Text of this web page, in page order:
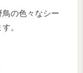
の色々なシー
。